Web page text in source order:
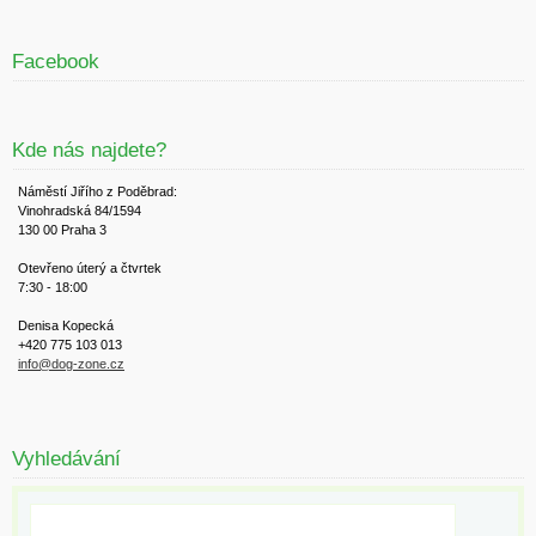
Facebook
Kde nás najdete?
Náměstí Jiřího z Poděbrad:
Vinohradská 84/1594
130 00 Praha 3
Otevřeno úterý a čtvrtek
7:30 - 18:00
Denisa Kopecká
+420 775 103 013
info@dog-zone.cz
Vyhledávání